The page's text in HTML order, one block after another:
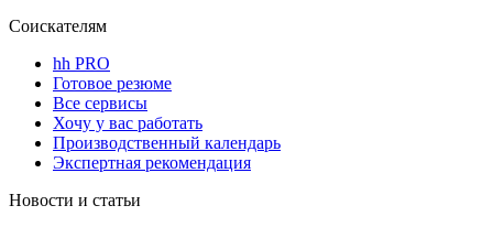
Соискателям
hh PRO
Готовое резюме
Все сервисы
Хочу у вас работать
Производственный календарь
Экспертная рекомендация
Новости и статьи